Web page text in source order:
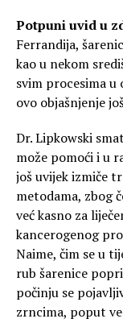
Potpuni uvid u
Ferrandija,
kao u nekom
svim procesima
ovo objašnjenje
Dr. Lipkowski
može pomoći i u
još uvijek izmiče
metodama, zbog
već kasno za
kancerogenog
Naime, čim se u
rub šarenice
počinju se
zrncima, poput